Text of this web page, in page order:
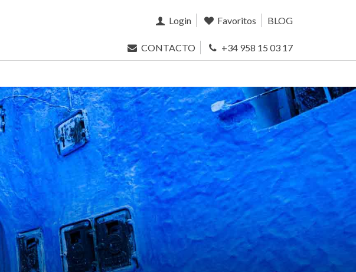
Login Favoritos BLOG
CONTACTO +34 958 15 03 17